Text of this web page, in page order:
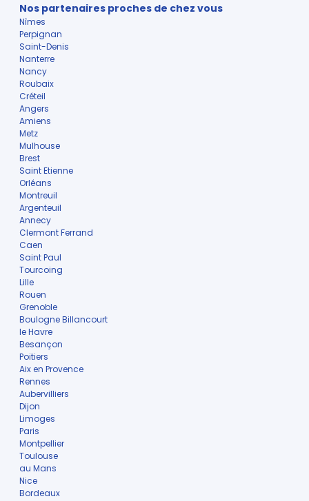
Nos partenaires proches de chez vous
Nîmes
Perpignan
Saint-Denis
Nanterre
Nancy
Roubaix
Créteil
Angers
Amiens
Metz
Mulhouse
Brest
Saint Etienne
Orléans
Montreuil
Argenteuil
Annecy
Clermont Ferrand
Caen
Saint Paul
Tourcoing
Lille
Rouen
Grenoble
Boulogne Billancourt
le Havre
Besançon
Poitiers
Aix en Provence
Rennes
Aubervilliers
Dijon
Limoges
Paris
Montpellier
Toulouse
au Mans
Nice
Bordeaux